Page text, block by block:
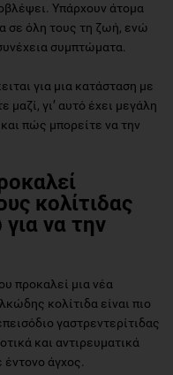
Υπάρχουν άτομα
σε όλη τους τη ζωή, ενώ
συμπτώματα.
για μια κατάσταση με
μαζί, γι’ αυτό έχει μεγάλη
πώς μπορείτε να την
κολίτιδας
να την
προκαλεί μια νέα
κολίτιδα είναι πιο
γαστρεντερίτιδας
και αντιρευματικά
άγχος.